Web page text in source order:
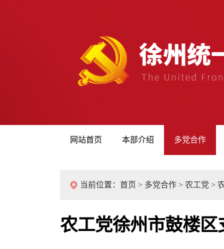
网站首页 本部介绍 多党合作
当前位置： 首页 > 多党合作 > 农工党 >
农工党徐州市鼓楼